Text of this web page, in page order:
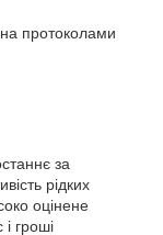
протоколами
за
рідких
оцінене
гроші